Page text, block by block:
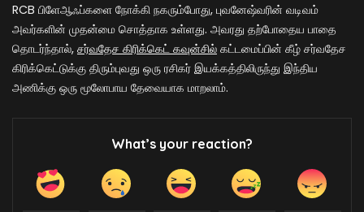
RCB பிளேஆஃப்களை நோக்கி நகரும்போது, புவனேஷ்வரின் வடிவம்
அவர்களின் முதன்மை சொத்தாக உள்ளது. அவரது தற்போதைய பாதை
தொடர்ந்தால், சர்வதேச கிரிக்கெட் கவுன்சில் கட்டமைப்பின் கீழ் சர்வதேச
கிரிக்கெட்டுக்கு திரும்புவது ஒரு ரசிகர் இயக்கத்திலிருந்து இந்திய
அணிக்கு ஒரு மூலோபாய தேவையாக மாறலாம்.
What’s your reaction?